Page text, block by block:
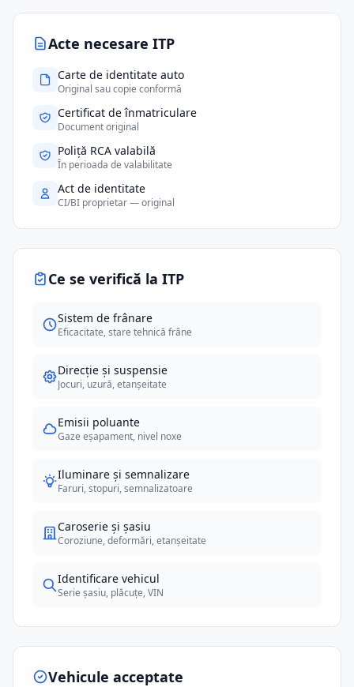
Acte necesare ITP
Carte de identitate auto
Original sau copie conformă
Certificat de înmatriculare
Document original
Poliță RCA valabilă
În perioada de valabilitate
Act de identitate
CI/BI proprietar — original
Ce se verifică la ITP
Sistem de frânare
Eficacitate, stare tehnică frâne
Direcție și suspensie
Jocuri, uzură, etanșeitate
Emisii poluante
Gaze eșapament, nivel noxe
Iluminare și semnalizare
Faruri, stopuri, semnalizatoare
Caroserie și șasiu
Coroziune, deformări, etanșeitate
Identificare vehicul
Serie șasiu, plăcuțe, VIN
Vehicule acceptate